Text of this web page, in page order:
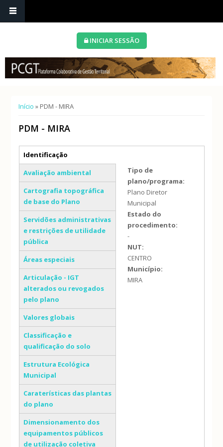
INICIAR SESSÃO
Está aqui
Início » PDM - MIRA
PDM - MIRA
Separadores verticais
Identificação
(separador ativo)
Avaliação ambiental
Cartografia topográfica
de base do Plano
Servidões administrativas
e restrições de utilidade
pública
Áreas especiais
Articulação - IGT
alterados ou revogados
pelo plano
Valores globais
Classificação e
qualificação do solo
Estrutura Ecológica
Municipal
Caraterísticas das plantas
do plano
Dimensionamento dos
equipamentos públicos
de utilização coletiva
Tipo de
plano/programa:
Plano Diretor
Municipal
Estado do
procedimento:
-
NUT:
CENTRO
Município:
MIRA